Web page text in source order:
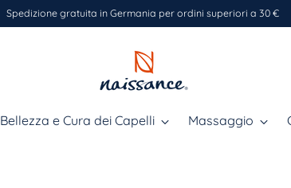
Spedizione gratuita in Germania per ordini superiori a 30 €
Bellezza e Cura dei Capelli Massaggio